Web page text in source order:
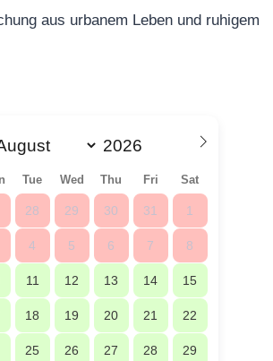
aus urbanem Leben und ruhigem
Tue Wed Thu Fri Sat
28 29 30 31 1
4 5 6 7 8
11 12 13 14 15
18 19 20 21 22
25 26 27 28 29